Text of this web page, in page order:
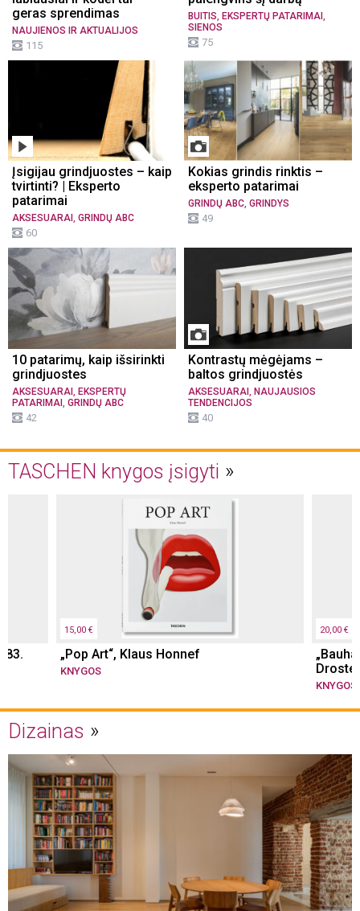
geras sprendimas
NAUJIENOS IR AKTUALIJOS
115
BUITIS, EKSPERTŲ PATARIMAI ,
SIENOS
75
Įsigijau grindjuostes – kaip
tvirtinti? | Eksperto
patarimai
AKSESUARAI , GRINDŲ ABC
60
Kokias grindis rinktis –
eksperto patarimai
GRINDŲ ABC, GRINDYS
49
10 patarimų, kaip išsirinkti
grindjuostes
AKSESUARAI EKSPERTŲ
PATARIMAI GRINDŲ ABC
42
Kontrastų mėgėjams –
baltos grindjuostės
AKSESUARAI NAUJAUSIOS
TENDENCIJOS
40
TASCHEN knygos įsigyti
15,00 €
„Pop Art“, Klaus Honnef
KNYGOS
20,00 €
Droste
KNYGOS
Dizainas